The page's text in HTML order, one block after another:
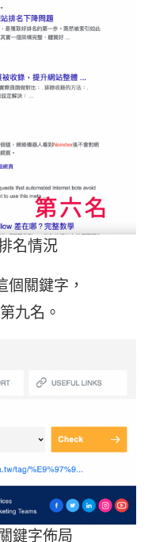
名情況
關鍵字，
九名。
鍵字佈局